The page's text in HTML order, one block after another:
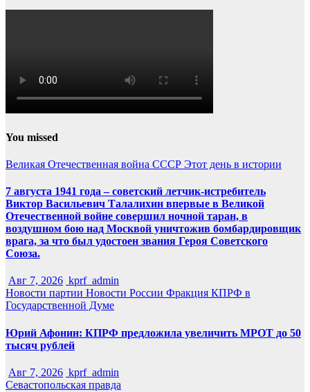
You missed
Великая Отечественная война СССР Этот день в истории
7 августа 1941 года – советский летчик-истребитель
Виктор Васильевич Талалихин впервые в Великой
Отечественной войне совершил ночной таран, в
воздушном бою над Москвой уничтожив бомбардировщик
врага, за что был удостоен звания Героя Советского
Союза.
Авг 7, 2026 kprf_admin
Новости партии Новости России Фракция КПРФ в
Государственной Думе
Юрий Афонин: КПРФ предложила увеличить МРОТ до 50
тысяч рублей
Авг 7, 2026 kprf_admin
Севастопольская правда